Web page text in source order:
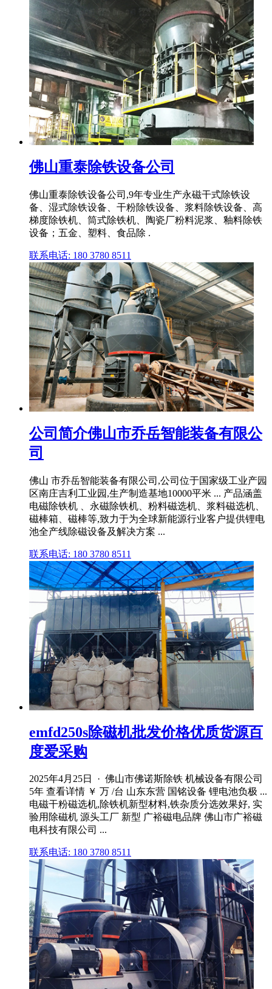
佛山重泰除铁设备公司
佛山重泰除铁设备公司,9年专业生产永磁干式除铁设
备、湿式除铁设备、干粉除铁设备、浆料除铁设备、高
梯度除铁机、筒式除铁机、陶瓷厂粉料泥浆、釉料除铁
设备；五金、塑料、食品除 .
联系电话: 180 3780 8511
公司简介佛山市乔岳智能装备有限公
司
佛山 市乔岳智能装备有限公司,公司位于国家级工业产园
区南庄吉利工业园,生产制造基地10000平米 ... 产品涵盖
电磁除铁机 、永磁除铁机、粉料磁选机、浆料磁选机、
磁棒箱、磁棒等,致力于为全球新能源行业客户提供锂电
池全产线除磁设备及解决方案 ...
联系电话: 180 3780 8511
emfd250s除磁机批发价格优质货源百
度爱采购
2025年4月25日 · 佛山市佛诺斯除铁 机械设备有限公司
5年 查看详情 ￥ 万 /台 山东东营 国铭设备 锂电池负极 ...
电磁干粉磁选机,除铁机新型材料,铁杂质分选效果好, 实
验用除磁机 源头工厂 新型 广裕磁电品牌 佛山市广裕磁
电科技有限公司 ...
联系电话: 180 3780 8511